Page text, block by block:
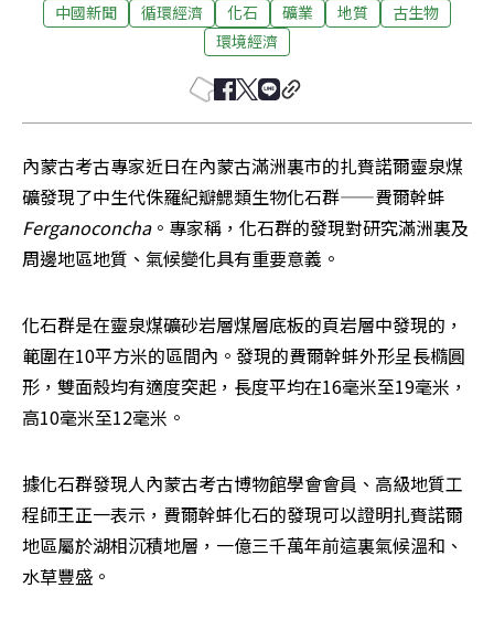
中國新聞 循環經濟 化石 礦業 地質
古生物
環境經濟
內蒙古考古專家近日在內蒙古滿洲裏市的扎賚諾爾靈泉煤
礦發現了中生代侏羅紀瓣鰓類生物化石群——費爾幹蚌
Ferganoconcha。專家稱，化石群的發現對研究滿洲裏及
周邊地區地質、氣候變化具有重要意義。
化石群是在靈泉煤礦砂岩層煤層底板的頁岩層中發現的，
範圍在10平方米的區間內。發現的費爾幹蚌外形呈長橢圓
形，雙面殼均有適度突起，長度平均在16毫米至19毫米，
高10毫米至12毫米。
據化石群發現人內蒙古考古博物館學會會員、高級地質工
程師王正一表示，費爾幹蚌化石的發現可以證明扎賚諾爾
地區屬於湖相沉積地層，一億三千萬年前這裏氣候溫和、
水草豐盛。